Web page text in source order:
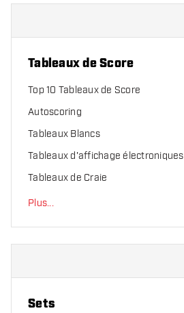
Tableaux de Score
Top 10 Tableaux de Score
Autoscoring
Tableaux Blancs
Tableaux d'affichage électroniques
Tableaux de Craie
Plus...
Sets